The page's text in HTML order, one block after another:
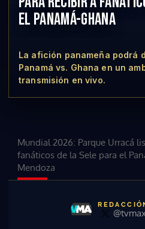
EL PANAMÁ-GHANA
La afición panameña podrá
Panamá vs. Ghana en un
transmisión en vivo.
Mundial 2026: Parque Urracá
fanáticos de la Sele para el
Mendoza